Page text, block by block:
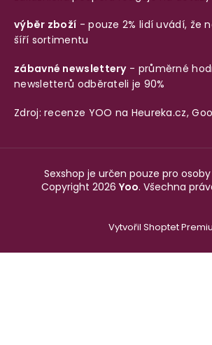
výběr zboží - pouze 2% lidí uvádí, že
šíří sortimentu
zábavné newslettery- průměrné
newsletterů odběrateli je 90%
Zdroj: recenze YOO na Heureka.cz,
Vytvořil Shoptet
Sexshop je určen pouze pro osoby
Copyright 2026 Yoo. Všechna